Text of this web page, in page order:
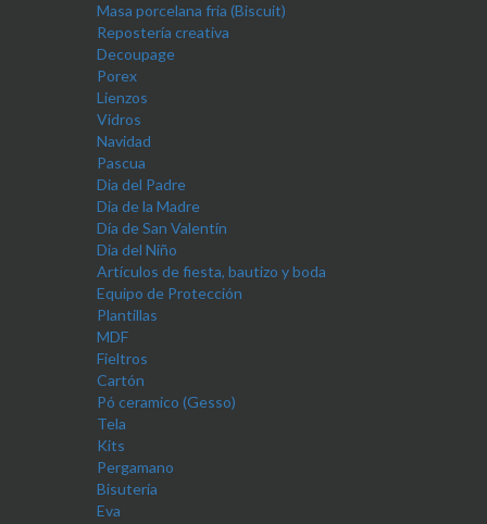
Masa porcelana fria (Biscuit)
Repostería creativa
Decoupage
Porex
Lienzos
Vidros
Navidad
Pascua
Dia del Padre
Dia de la Madre
Día de San Valentín
Dia del Niño
Artículos de fiesta, bautizo y boda
Equipo de Protección
Plantillas
MDF
Fieltros
Cartón
Pó ceramico (Gesso)
Tela
Kits
Pergamano
Bisutería
Eva